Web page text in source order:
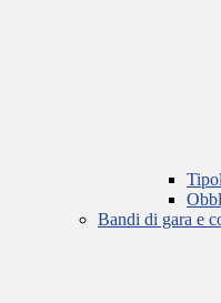
Bandi di gara e